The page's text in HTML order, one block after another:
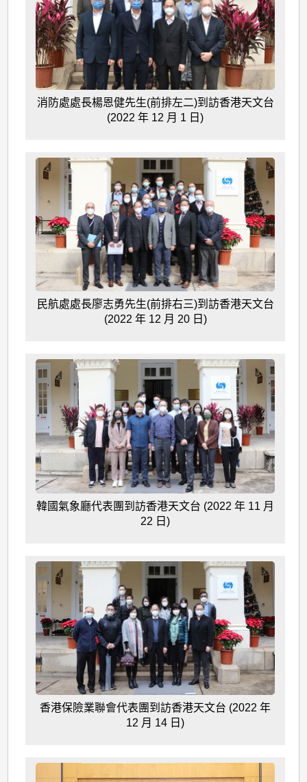
消防處處長楊恩健先生(前排左二)到訪香港天文台
(2022 年 12 月 1 日)
民航處處長廖志勇先生(前排右三)到訪香港天文台
(2022 年 12 月 20 日)
韓國氣象廳代表團到訪香港天文台 (2022 年 11 月
22 日)
香港保險業聯會代表團到訪香港天文台 (2022 年
12 月 14 日)